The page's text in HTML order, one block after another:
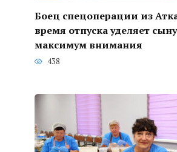
Боец спецоперации из
время отпуска уделяет
максимум внимания
438